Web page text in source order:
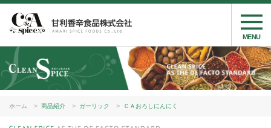
MENU
ホーム 商品紹介 ガーリック ＣＡおろしにんにく